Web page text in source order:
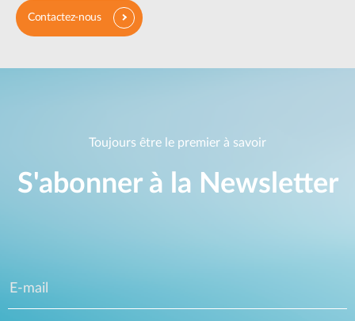
Contactez-nous
Toujours être le premier à savoir
S'abonner à la Newsletter